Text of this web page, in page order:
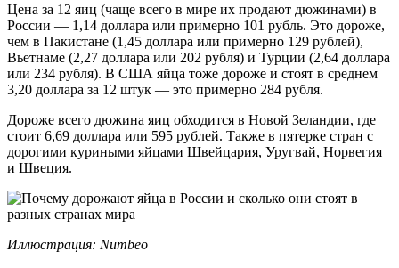
Цена за 12 яиц (чаще всего в мире их продают дюжинами) в
России — 1,14 доллара или примерно 101 рубль. Это дороже,
чем в Пакистане (1,45 доллара или примерно 129 рублей),
Вьетнаме (2,27 доллара или 202 рубля) и Турции (2,64 доллара
или 234 рубля). В США яйца тоже дороже и стоят в среднем
3,20 доллара за 12 штук — это примерно 284 рубля.
Дороже всего дюжина яиц обходится в Новой Зеландии, где
стоит 6,69 доллара или 595 рублей. Также в пятерке стран с
дорогими куриными яйцами Швейцария, Уругвай, Норвегия
и Швеция.
Иллюстрация: Numbeo